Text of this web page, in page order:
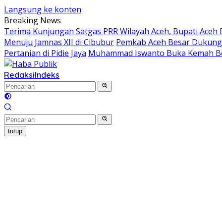
Langsung ke konten
Breaking News
Terima Kunjungan Satgas PRR Wilayah Aceh, Bupati
Menuju Jamnas XII di Cibubur Pemkab Aceh Besar
Pertanian di Pidie Jaya Muhammad Iswanto Buka Kemah
RedaksiIndeks
tutup